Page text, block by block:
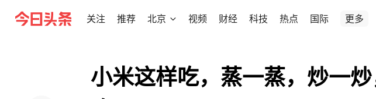
关注 推荐 北京 视频 财经 科技 热点 国际 更多
小米这样吃，蒸一蒸，炒一